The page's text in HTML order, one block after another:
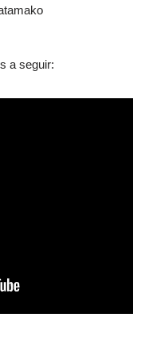
a seguir: